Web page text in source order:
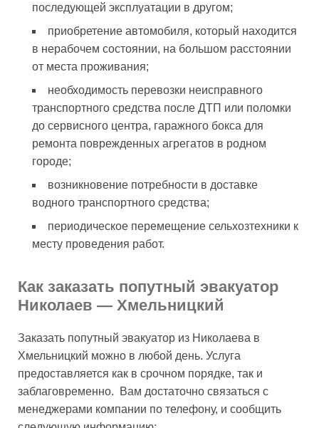
последующей эксплуатации в другом;
приобретение автомобиля, который находится
в нерабочем состоянии, на большом расстоянии
от места проживания;
необходимость перевозки неисправного
транспортного средства после ДТП или поломки
до сервисного центра, гаражного бокса для
ремонта поврежденных агрегатов в родном
городе;
возникновение потребности в доставке
водного транспортного средства;
периодическое перемещение сельхозтехники к
месту проведения работ.
Как заказать попутный эвакуатор
Николаев — Хмельницкий
Заказать попутный эвакуатор из Николаева в
Хмельницкий можно в любой день. Услуга
предоставляется как в срочном порядке, так и
заблаговременно. Вам достаточно связаться с
менеджерами компании по телефону, и сообщить